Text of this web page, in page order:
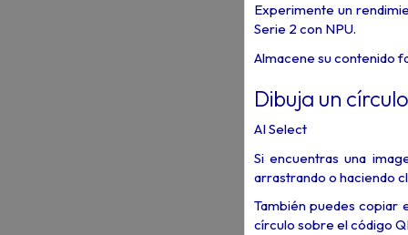
Experimente un
Serie 2 con NPU.
Almacene su contenido
Dibuja un
AI Select
Si encuentras una
arrastrando o haciendo
También puedes copiar
círculo sobre el código